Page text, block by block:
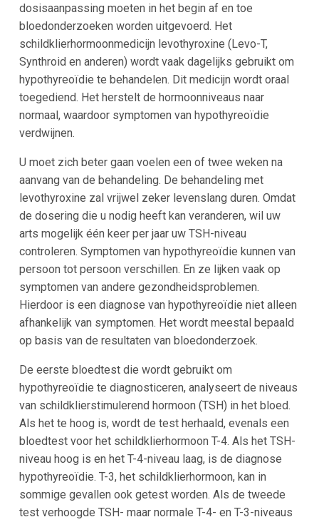
dosisaanpassing moeten in het begin af en toe
bloedonderzoeken worden uitgevoerd. Het
schildklierhormoonmedicijn levothyroxine (Levo-T,
Synthroid en anderen) wordt vaak dagelijks gebruikt om
hypothyreoïdie te behandelen. Dit medicijn wordt oraal
toegediend. Het herstelt de hormoonniveaus naar
normaal, waardoor symptomen van hypothyreoïdie
verdwijnen.
U moet zich beter gaan voelen een of twee weken na
aanvang van de behandeling. De behandeling met
levothyroxine zal vrijwel zeker levenslang duren. Omdat
de dosering die u nodig heeft kan veranderen, wil uw
arts mogelijk één keer per jaar uw TSH-niveau
controleren. Symptomen van hypothyreoïdie kunnen van
persoon tot persoon verschillen. En ze lijken vaak op
symptomen van andere gezondheidsproblemen.
Hierdoor is een diagnose van hypothyreoïdie niet alleen
afhankelijk van symptomen. Het wordt meestal bepaald
op basis van de resultaten van bloedonderzoek.
De eerste bloedtest die wordt gebruikt om
hypothyreoïdie te diagnosticeren, analyseert de niveaus
van schildklierstimulerend hormoon (TSH) in het bloed.
Als het te hoog is, wordt de test herhaald, evenals een
bloedtest voor het schildklierhormoon T-4. Als het TSH-
niveau hoog is en het T-4-niveau laag, is de diagnose
hypothyreoïdie. T-3, het schildklierhormoon, kan in
sommige gevallen ook getest worden. Als de tweede
test verhoogde TSH- maar normale T-4- en T-3-niveaus